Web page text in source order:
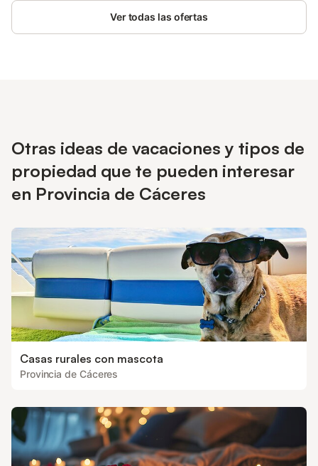
Ver todas las ofertas
Otras ideas de vacaciones y tipos de
propiedad que te pueden interesar
en Provincia de Cáceres
Casas rurales con mascota
Provincia de Cáceres